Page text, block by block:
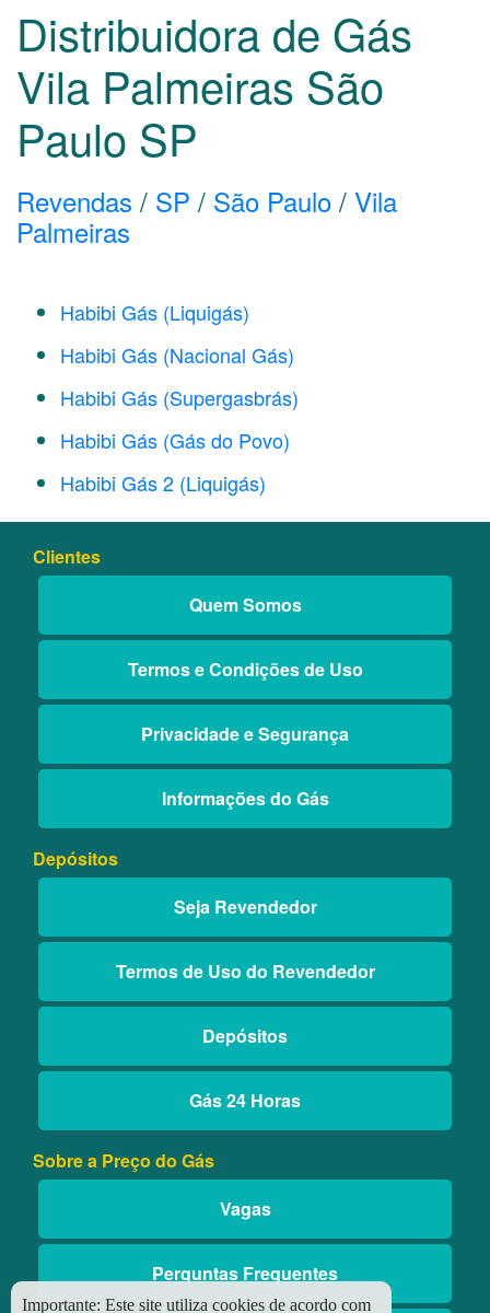
Distribuidora de Gás
Vila Palmeiras São
Paulo SP
Revendas / SP / São Paulo / Vila
Palmeiras
Habibi Gás (Liquigás)
Habibi Gás (Nacional Gás)
Habibi Gás (Supergasbrás)
Habibi Gás (Gás do Povo)
Habibi Gás 2 (Liquigás)
Clientes
Quem Somos
Termos e Condições de Uso
Privacidade e Segurança
Informações do Gás
Depósitos
Seja Revendedor
Termos de Uso do Revendedor
Depósitos
Gás 24 Horas
Sobre a Preço do Gás
Vagas
Perguntas Frequentes
Importante: Este site utiliza cookies de acordo com